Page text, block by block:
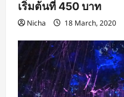
เริ่มต้นที่ 450 บาท
Nicha 18 March, 2020